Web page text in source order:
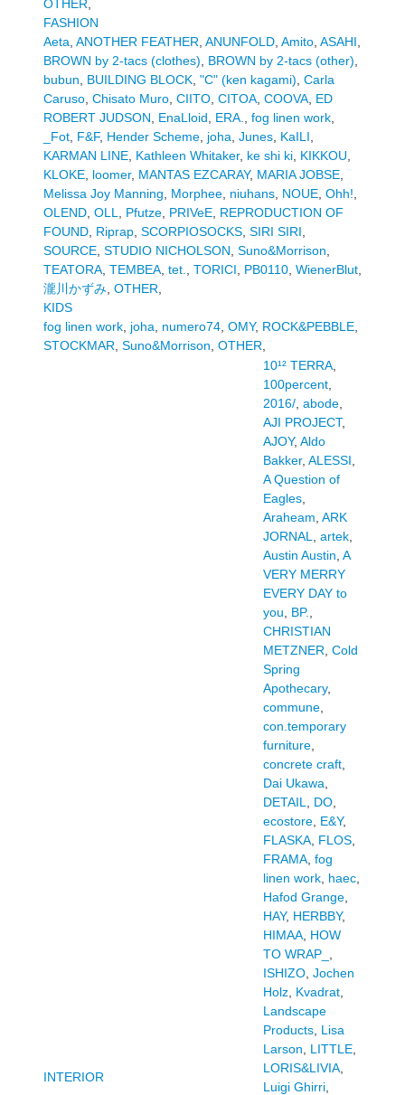
OTHER
FASHION
Aeta ANOTHER FEATHER ANUNFOLD, Amito, ASAHI
BROWN by 2-tacs (clothes)
BROWN by 2-tacs (other)
bubun
BUILDING BLOCK, "C" (ken kagami) Carla
Caruso, Chisato Muro, CIITO, CITOA, COOVA, ED
ROBERT JUDSON
EnaLloid ERA. fog linen work,
_Fot, F&F, Hender Scheme, joha Junes, KaILI
KARMAN LINE, Kathleen Whitaker, ke shi ki, KIKKOU
KLOKE, loomer, MANTAS EZCARAY, MARIA JOBSE,
Melissa Joy Manning
Morphee, niuhans, NOUE, Ohh!
OLEND, OLL Pfutze, PRIVeE, REPRODUCTION OF
FOUND, Riprap, SCORPIOSOCKS, SIRI SIRI
SOURCE, STUDIO NICHOLSON Suno&Morrison
TEATORA, TEMBEA, tet. TORICI PB0110, WienerBlut,
瀧川かずみ, OTHER
KIDS
fog linen work, joha numero74, OMY, ROCK&PEBBLE,
STOCKMAR Suno&Morrison OTHER
INTERIOR
10¹² TERRA,
100percent,
2016/, abode,
AJI PROJECT,
AJOY, Aldo
Bakker, ALESSI
A Question of
Eagles,
Araheam ARK
JORNAL
artek,
Austin Austin A
VERY MERRY
EVERY DAY to
you
BP.
CHRISTIAN
METZNER Cold
Spring
Apothecary,
commune,
con.temporary
furniture,
concrete craft,
Dai Ukawa
DETAIL
DO,
ecostore, E&Y,
FLASKA, FLOS,
FRAMA, fog
linen work, haec,
Hafod Grange,
HAY, HERBBY,
HIMAA, HOW
TO WRAP_
ISHIZO, Jochen
Holz, Kvadrat,
Landscape
Products, Lisa
Larson
LITTLE,
LORIS&LIVIA,
Luigi Ghirri,